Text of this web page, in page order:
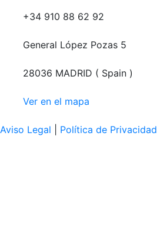
+34 910 88 62 92
General López Pozas 5
28036 MADRID ( Spain )
Ver en el mapa
Aviso Legal Política de Privacidad